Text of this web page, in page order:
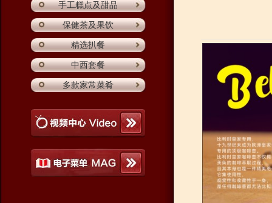
手工糕点及甜品
保健茶及果饮
精选扒餐
中西套餐
多款家常菜肴